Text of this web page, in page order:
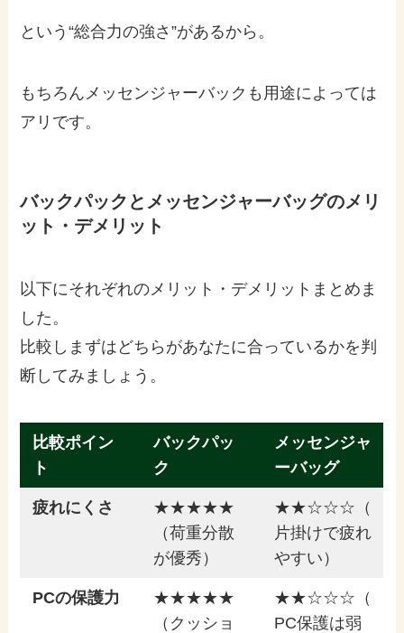
という“総合力の強さ”があるから。
もちろんメッセンジャーバックも用途によっては
アリです。
バックパックとメッセンジャーバッグのメリ
ット・デメリット
以下にそれぞれのメリット・デメリットまとめま
した。
比較しまずはどちらがあなたに合っているかを判
断してみましょう。
比較ポイン
ト
バックパッ
ク
メッセンジャ
ーバッグ
疲れにくさ
★★★★★
（荷重分散
が優秀）
★★☆☆☆（
片掛けで疲れ
やすい）
PCの保護力
★★★★★
（クッショ
★★☆☆☆（
PC保護は弱